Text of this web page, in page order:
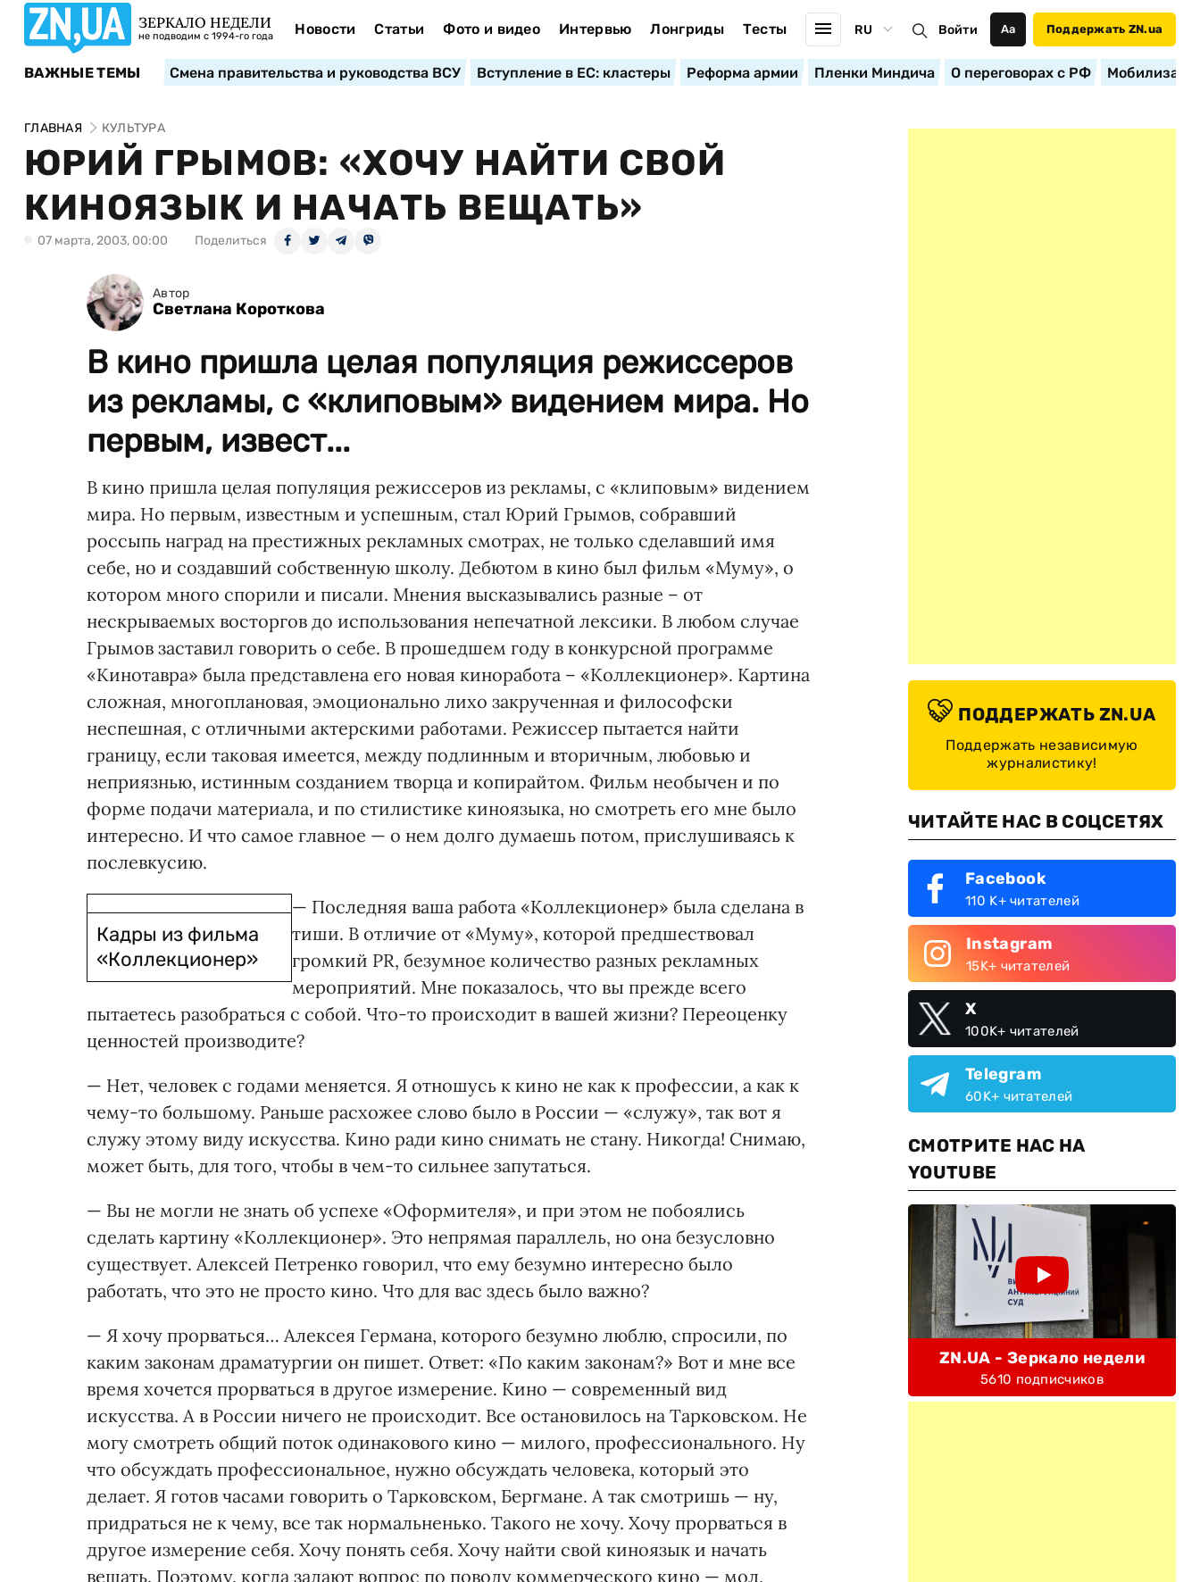
ЗЕРКАЛО НЕДЕЛИ
не подводим с 1994-го года Новости Статьи Фото и видео Интервью Лонгриды Тесты RU Войти Аа Поддержать ZN.ua
ВАЖНЫЕ ТЕМЫ Смена правительства и руководства ВСУ Вступление в ЕС: кластеры Реформа армии Пленки Миндича О переговорах с РФ
ГЛАВНАЯ КУЛЬТУРА
ЮРИЙ ГРЫМОВ: «ХОЧУ НАЙТИ СВОЙ
КИНОЯЗЫК И НАЧАТЬ ВЕЩАТЬ»
07 марта, 2003, 00:00 Поделиться
Автор
Светлана Короткова
В кино пришла целая популяция режиссеров
из рекламы, с «клиповым» видением мира. Но
первым, извест...
В кино пришла целая популяция режиссеров из рекламы, с «клиповым» видением
мира. Но первым, известным и успешным, стал Юрий Грымов, собравший
россыпь наград на престижных рекламных смотрах, не только сделавший имя
себе, но и создавший собственную школу. Дебютом в кино был фильм «Муму», о
котором много спорили и писали. Мнения высказывались разные – от
нескрываемых восторгов до использования непечатной лексики. В любом случае
Грымов заставил говорить о себе. В прошедшем году в конкурсной программе
«Кинотавра» была представлена его новая киноработа – «Коллекционер». Картина
сложная, многоплановая, эмоционально лихо закрученная и философски
неспешная, с отличными актерскими работами. Режиссер пытается найти
границу, если таковая имеется, между подлинным и вторичным, любовью и
неприязнью, истинным созданием творца и копирайтом. Фильм необычен и по
форме подачи материала, и по стилистике киноязыка, но смотреть его мне было
интересно. И что самое главное — о нем долго думаешь потом, прислушиваясь к
послевкусию.
Кадры из фильма
«Коллекционер»
— Последняя ваша работа «Коллекционер» была сделана в
тиши. В отличие от «Муму», которой предшествовал
громкий PR, безумное количество разных рекламных
мероприятий. Мне показалось, что вы прежде всего
пытаетесь разобраться с собой. Что-то происходит в вашей жизни? Переоценку
ценностей производите?
— Нет, человек с годами меняется. Я отношусь к кино не как к профессии, а как к
чему-то большому. Раньше расхожее слово было в России — «служу», так вот я
служу этому виду искусства. Кино ради кино снимать не стану. Никогда! Снимаю,
может быть, для того, чтобы в чем-то сильнее запутаться.
— Вы не могли не знать об успехе «Оформителя», и при этом не побоялись
сделать картину «Коллекционер». Это непрямая параллель, но она безусловно
существует. Алексей Петренко говорил, что ему безумно интересно было
работать, что это не просто кино. Что для вас здесь было важно?
— Я хочу прорваться… Алексея Германа, которого безумно люблю, спросили, по
каким законам драматургии он пишет. Ответ: «По каким законам?» Вот и мне все
время хочется прорваться в другое измерение. Кино — современный вид
искусства. А в России ничего не происходит. Все остановилось на Тарковском. Не
могу смотреть общий поток одинакового кино — милого, профессионального. Ну
что обсуждать профессиональное, нужно обсуждать человека, который это
делает. Я готов часами говорить о Тарковском, Бергмане. А так смотришь — ну,
придраться не к чему, все так нормальненько. Такого не хочу. Хочу прорваться в
другое измерение себя. Хочу понять себя. Хочу найти свой киноязык и начать
вещать. Поэтому, когда задают вопрос по поводу коммерческого кино — мол,
ПОДДЕРЖАТЬ ZN.UA
Поддержать независимую
журналистику!
ЧИТАЙТЕ НАС В СОЦСЕТЯХ
Facebook
110 K+ читателей
Instagram
15K+ читателей
X
100K+ читателей
Telegram
60K+ читателей
СМОТРИТЕ НАС НА
YOUTUBE
ZN.UA - Зеркало недели
5610 подписчиков